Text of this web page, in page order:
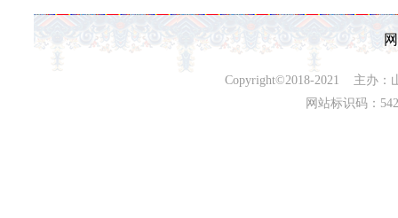
Copyright©2018-2021 主办：
网站标识码：